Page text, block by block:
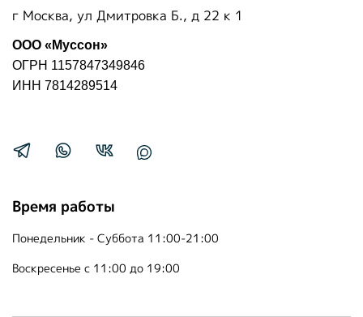
Время работы
Понедельник - Суббота 11:00-21:00
Воскресенье с 11:00 до 19:00
г Москва, ул Дмитровка Б., д 22 к 1
ООО «Муссон»
ОГРН 1157847349846
ИНН 7814289514